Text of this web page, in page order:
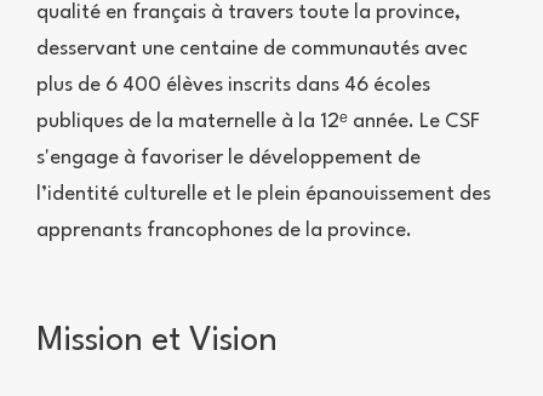
qualité en français à travers toute la province,
desservant une centaine de communautés avec
plus de 6 400 élèves inscrits dans 46 écoles
publiques de la maternelle à la 12ᵉ année. Le CSF
s'engage à favoriser le développement de
l’identité culturelle et le plein épanouissement des
apprenants francophones de la province.
Mission et Vision